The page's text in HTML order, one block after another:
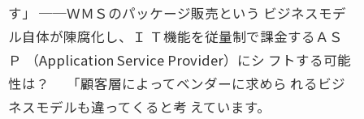
す」 ──ＷＭＳのパッケージ販売という ビジネスモデ
ル自体が陳腐化し、Ｉ Ｔ機能を従量制で課金するＡＳ
Ｐ （Application Service Provider）にシ フトする可能
性は？ 「顧客層によってベンダーに求めら れるビジ
ネスモデルも違ってくると考 えています。